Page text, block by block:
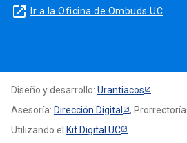
launch Ir a la Oficina de Ombuds UC
Diseño y desarrollo: Urantiacos
Asesoría: Dirección Digital
, Prorrectoría
Utilizando el Kit Digital UC